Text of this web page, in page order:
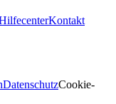
Kontakt
DatenschutzCookie-